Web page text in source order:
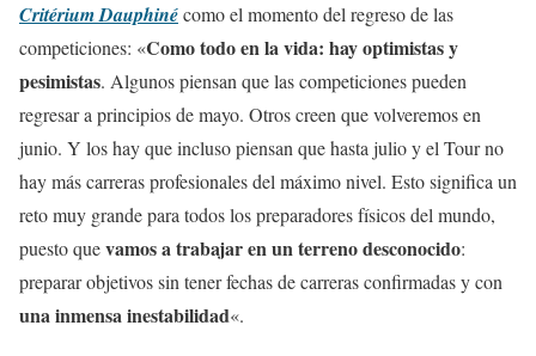
Critérium Dauphinécomo el momento del regreso de las
competiciones: «Como todo en la vida: hay optimistas y
pesimistas. Algunos piensan que las competiciones pueden
regresar a principios de mayo. Otros creen que volveremos en
junio. Y los hay que incluso piensan que hasta julio y el Tour no
hay más carreras profesionales del máximo nivel. Esto significa un
reto muy grande para todos los preparadores físicos del mundo,
puesto quevamos a trabajar en un terreno desconocido:
preparar objetivos sin tener fechas de carreras confirmadas y con
una inmensa inestabilidad«.